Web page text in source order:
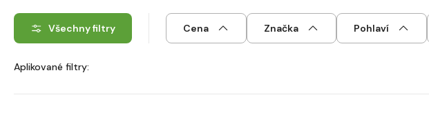
Všechny filtry Cena Značka Pohlaví
Aplikované filtry: